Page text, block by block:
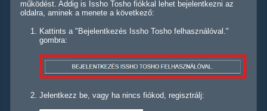
működést. Addig is Issho Tosho fiókkal lehet bejelentkezni az
oldalra, aminek a menete a következő:
Kattints a "Bejelentkezés Issho Tosho felhasználóval."
gombra:
Jelentkezz be, vagy ha nincs fiókod, regisztrálj: